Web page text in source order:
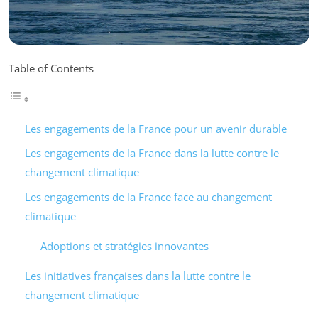
Table of Contents
Les engagements de la France pour un avenir durable
Les engagements de la France dans la lutte contre le
changement climatique
Les engagements de la France face au changement
climatique
Adoptions et stratégies innovantes
Les initiatives françaises dans la lutte contre le
changement climatique